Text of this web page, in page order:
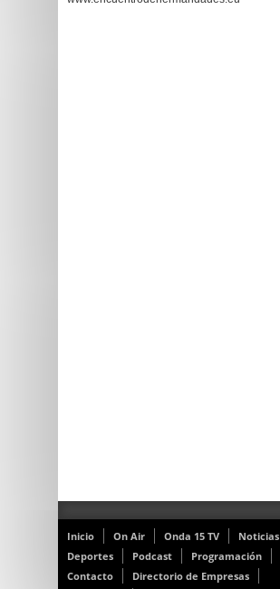
Inicio On Air Onda 15 TV
Noticias
Deportes
Podcast
Programación
Contacto
Directorio de Empresas